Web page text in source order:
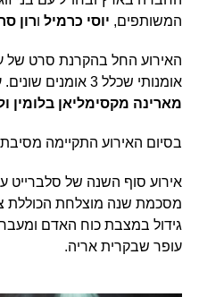
המשותפים, יוסי כרמילורון
האירוע החל בהקרנת סרט של
אומנותי שכלל 3 אומנים שונים. עלו להופיע
מארינה מקסימליאן בלומין
בסיום האירוע התקיימה
אירוע סוף השנה של
מסכמת שנה מוצלחת הכוללת
גידול במצבת כוח האדם
עופר שבקרית אריה.